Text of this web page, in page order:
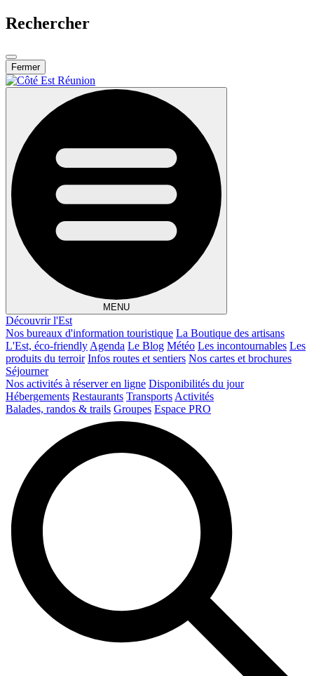
Rechercher
Fermer
MENU
Découvrir l'Est
Nos bureaux d'information touristique La Boutique des artisans
L'Est, éco-friendly Agenda Le Blog Météo Les incontournables Les
produits du terroir Infos routes et sentiers Nos cartes et brochures
Séjourner
Nos activités à réserver en ligne Disponibilités du jour
Hébergements Restaurants Transports Activités
Balades, randos & trails Groupes Espace PRO